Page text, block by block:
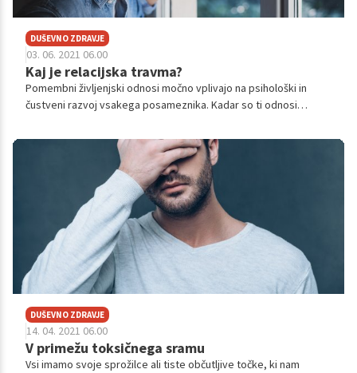
DUŠEVNO ZDRAVJE
03. 06. 2021 06.00
Kaj je relacijska travma?
Pomembni življenjski odnosi močno vplivajo na psihološki in
čustveni razvoj vsakega posameznika. Kadar so ti odnosi
rane, ki se težko zacelijo. To velja zlasti za relacijsko travmo, ki
nastane zaradi preteklih zlorab ali zanemarjanja in trajno
škoduje samopodobi ter ustvarjanju uspešnih in trajnih povezav
z drugimi. Osebam z izkušnjo relacijske travme se uspešni
odnosi pogosto zdijo nedosegljivi zaradi nezaupanja, strahu
pred intimo in splošne negotovosti.
DUŠEVNO ZDRAVJE
14. 04. 2021 06.00
V primežu toksičnega sramu
Vsi imamo svoje sprožilce ali tiste občutljive točke, ki nam